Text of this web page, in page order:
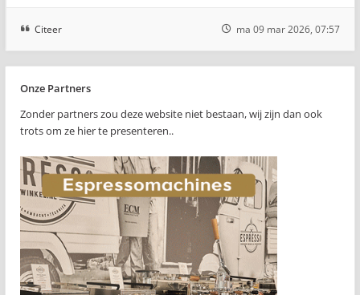
Citeer ma 09 mar 2026, 07:57
Onze Partners
Zonder partners zou deze website niet bestaan, wij zijn dan ook
trots om ze hier te presenteren..